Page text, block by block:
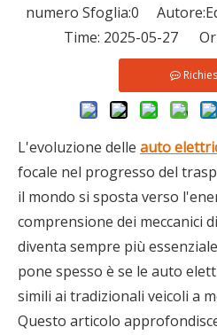
numero Sfoglia:0
Time: 2025-05-27
L'evoluzione delle auto
focale nel progresso del
il mondo si sposta verso
comprensione dei meccanici
diventa sempre più
pone spesso è se le auto
simili ai tradizionali veicoli a
Questo articolo